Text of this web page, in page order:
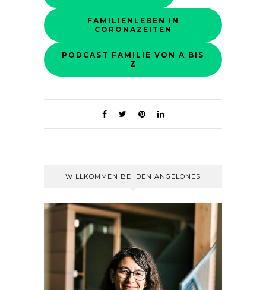
FAMILIENLEBEN IN
CORONAZEITEN
PODCAST FAMILIE VON A BIS
Z
WILLKOMMEN BEI DEN ANGELONES